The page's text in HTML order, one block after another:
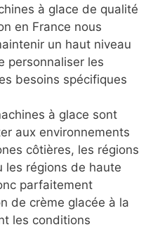
à glace de qualité
en France nous
un haut niveau
personnaliser les
besoins spécifiques
à glace sont
aux environnements
côtières, les régions
les régions de haute
parfaitement
de crème glacée à la
les conditions